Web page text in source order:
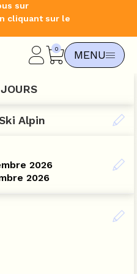
sur
cliquant sur le
MENU
Alpin
2026
2026